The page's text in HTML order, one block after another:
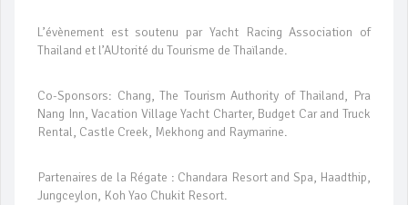
L’évènement est soutenu par Yacht Racing Association of
Thailand et l’AUtorité du Tourisme de Thaïlande.
Co-Sponsors: Chang, The Tourism Authority of Thailand, Pra
Nang Inn, Vacation Village Yacht Charter, Budget Car and Truck
Rental, Castle Creek, Mekhong and Raymarine.
Partenaires de la Régate : Chandara Resort and Spa, Haadthip,
Jungceylon, Koh Yao Chukit Resort.